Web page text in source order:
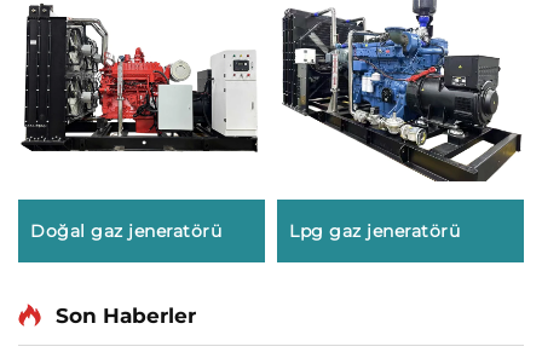
Doğal gaz jeneratörü Lpg gaz jeneratörü
Son Haberler